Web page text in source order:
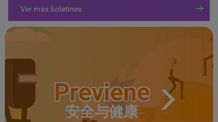
Ver más boletines
Previene
安全与健康